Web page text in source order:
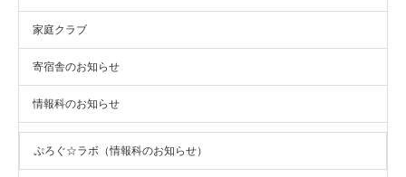
家庭クラブ
寄宿舎のお知らせ
情報科のお知らせ
ぷろぐ☆ラボ（情報科のお知らせ）